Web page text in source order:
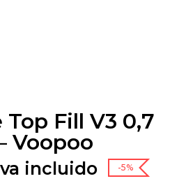
Fill V3 0,7
Voopoo
incluido -5%